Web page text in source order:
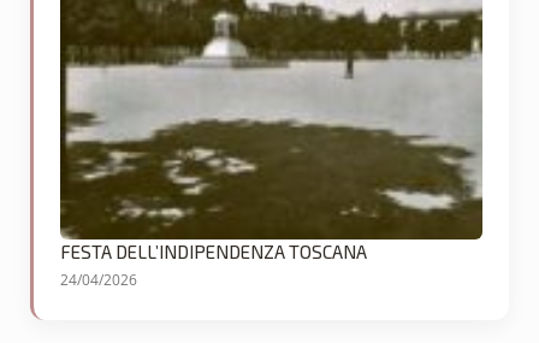
FESTA DELL’INDIPENDENZA TOSCANA
24/04/2026